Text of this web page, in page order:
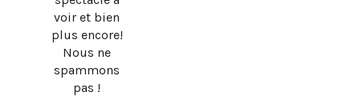
voir et bien
plus encore!
Nous ne
spammons
pas !